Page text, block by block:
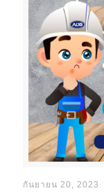
กันยายน 20, 2023